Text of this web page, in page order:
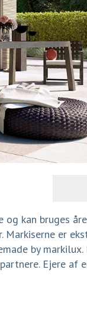
kan bruges
er
by
Ejere af